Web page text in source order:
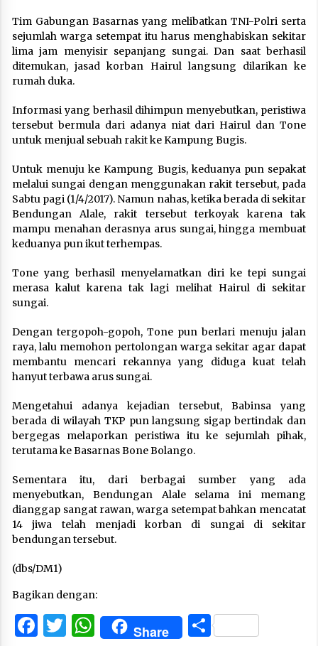
Tim Gabungan Basarnas yang melibatkan TNI-Polri serta
sejumlah warga setempat itu harus menghabiskan sekitar
lima jam menyisir sepanjang sungai. Dan saat berhasil
ditemukan, jasad korban Hairul langsung dilarikan ke
rumah duka.
Informasi yang berhasil dihimpun menyebutkan, peristiwa
tersebut bermula dari adanya niat dari Hairul dan Tone
untuk menjual sebuah rakit ke Kampung Bugis.
Untuk menuju ke Kampung Bugis, keduanya pun sepakat
melalui sungai dengan menggunakan rakit tersebut, pada
Sabtu pagi (1/4/2017). Namun nahas, ketika berada di sekitar
Bendungan Alale, rakit tersebut terkoyak karena tak
mampu menahan derasnya arus sungai, hingga membuat
keduanya pun ikut terhempas.
Tone yang berhasil menyelamatkan diri ke tepi sungai
merasa kalut karena tak lagi melihat Hairul di sekitar
sungai.
Dengan tergopoh-gopoh, Tone pun berlari menuju jalan
raya, lalu memohon pertolongan warga sekitar agar dapat
membantu mencari rekannya yang diduga kuat telah
hanyut terbawa arus sungai.
Mengetahui adanya kejadian tersebut, Babinsa yang
berada di wilayah TKP pun langsung sigap bertindak dan
bergegas melaporkan peristiwa itu ke sejumlah pihak,
terutama ke Basarnas Bone Bolango.
Sementara itu, dari berbagai sumber yang ada
menyebutkan, Bendungan Alale selama ini memang
dianggap sangat rawan, warga setempat bahkan mencatat
14 jiwa telah menjadi korban di sungai di sekitar
bendungan tersebut.
(dbs/DM1)
Bagikan dengan:
Facebook
Twitter
WhatsApp
Share Share